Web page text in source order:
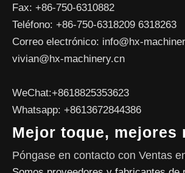
Fax: +86-750-6310882
Teléfono: +86-750-6318209 6318263
Correo electrónico: info@hx-
vivian@hx-machinery.cn
WeChat:+8618825353623
Whatsapp: +8613672844386
Mejor toque, mejores
Póngase en contacto con Ventas